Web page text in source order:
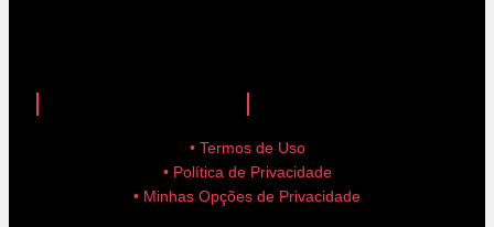
• Termos de Uso
• Política de Privacidade
• Minhas Opções de Privacidade